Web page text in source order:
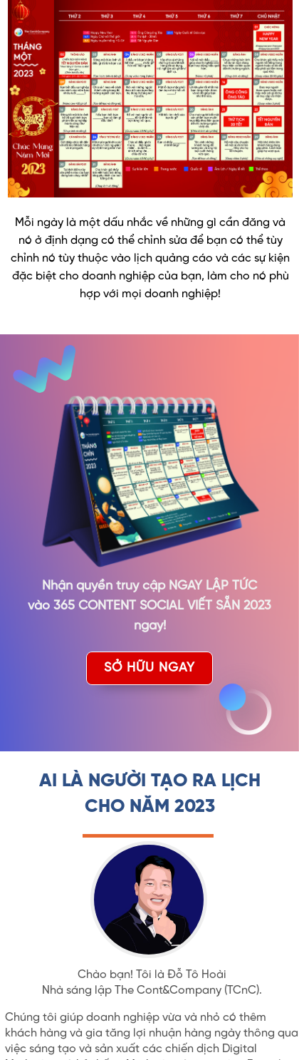
Mỗi ngày là một dấu nhắc về những gì cần đăng và
nó ở định dạng có thể chỉnh sửa để bạn có thể tùy
chỉnh nó tùy thuộc vào lịch quảng cáo và các sự kiện
đặc biệt cho doanh nghiệp của bạn, làm cho nó phù
hợp với mọi doanh nghiệp!
SỞ HỮU NGAY
Nhận quyền truy cập NGAY LẬP TỨC
vào 365 CONTENT SOCIAL VIẾT SẴN 2023
ngay!
AI LÀ NGƯỜI TẠO RA LỊCH
CHO NĂM 2023
Chào bạn! Tôi là Đỗ Tô Hoài
Nhà sáng lập The Cont&Company (TCnC).
Chúng tôi giúp doanh nghiệp vừa và nhỏ có thêm
khách hàng và gia tăng lợi nhuận hàng ngày thông qua
việc sáng tạo và sản xuất các chiến dịch Digital